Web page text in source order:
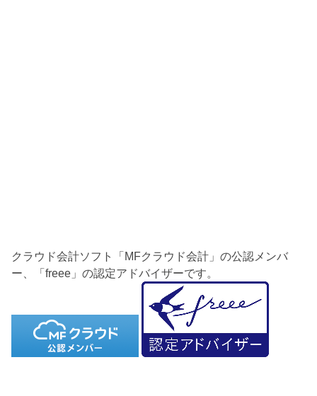
クラウド会計ソフト「MFクラウド会計」の公認メンバ
ー、「freee」の認定アドバイザーです。